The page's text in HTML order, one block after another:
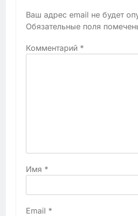
Ваш адрес email не будет
Обязательные поля
Комментарий *
Имя *
Email *